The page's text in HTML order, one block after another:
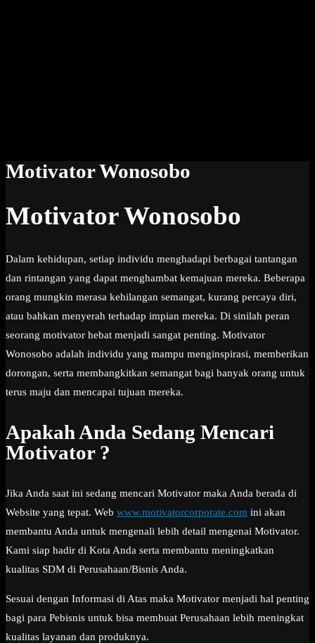
Motivator Wonosobo
Motivator Wonosobo
Dalam kehidupan, setiap individu menghadapi berbagai tantangan
dan rintangan yang dapat menghambat kemajuan mereka. Beberapa
orang mungkin merasa kehilangan semangat, kurang percaya diri,
atau bahkan menyerah terhadap impian mereka. Di sinilah peran
seorang motivator hebat menjadi sangat penting. Motivator
Wonosobo adalah individu yang mampu menginspirasi, memberikan
dorongan, serta membangkitkan semangat bagi banyak orang untuk
terus maju dan mencapai tujuan mereka.
Apakah Anda Sedang Mencari
Motivator ?
Jika Anda saat ini sedang mencari Motivator maka Anda berada di
Website yang tepat. Web www.motivatorcorporate.com ini akan
membantu Anda untuk mengenali lebih detail mengenai Motivator.
Kami siap hadir di Kota Anda serta membantu meningkatkan
kualitas SDM di Perusahaan/Bisnis Anda.
Sesuai dengan Informasi di Atas maka Motivator menjadi hal penting
bagi para Pebisnis untuk bisa membuat Perusahaan lebih meningkat
kualitas layanan dan produknya.